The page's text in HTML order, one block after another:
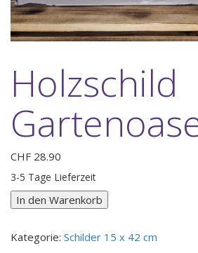
Holzschild
CHF 28.90
3-5 Tage Lieferzeit
Holzschild
Gartenoase
In den Warenkorb
Kategorie: Schilder 15 x 42 cm